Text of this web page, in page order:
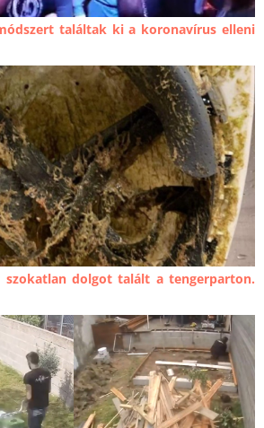
találtak ki a koronavírus elleni
szokatlan dolgot talált a tengerparton.